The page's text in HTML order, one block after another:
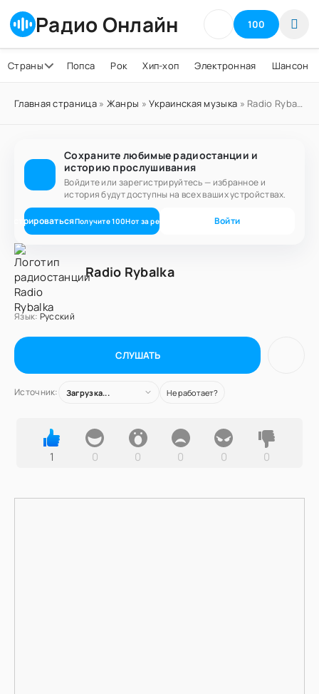
Радио Онлайн 100
Страны Попса Рок Хип-хоп Электронная Шансон
Главная страница» Жанры »Украинская музыка » Radio Rybalka
Сохраните любимые радиостанции и
историю прослушивания
Войдите или зарегистрируйтесь — избранное и
история будут доступны на всех ваших устройствах.
Получите100Нот за регистрацию Войти
Radio Rybalka
Язык: Русский
СЛУШАТЬ
Источник: Загрузка... Не работает?
1 0 0 0 0 0